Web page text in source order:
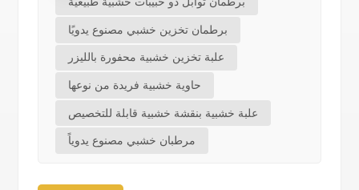
برطمان تخزين خشبي مصنوع يدويًا
علبة تخزين خشبية محفورة بالليزر
حاوية خشبية فريدة من نوعها
علبة خشبية بنقشة خشبية قابلة للتخصيص
مرطبان خشبي مصنوع يدوياً